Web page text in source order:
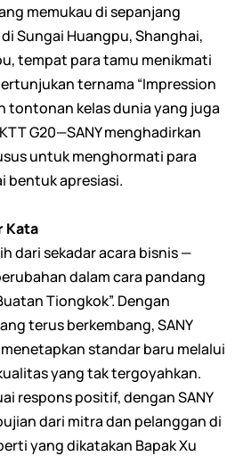
memukau di sepanjang
Sungai Huangpu, Shanghai,
tempat para tamu menikmati
ternama “Impression
tontonan kelas dunia yang juga
G20—SANY menghadirkan
untuk menghormati para
bentuk apresiasi.
Kata
dari sekadar acara bisnis —
dalam cara pandang
Tiongkok”. Dengan
terus berkembang, SANY
standar baru melalui
yang tak tergoyahkan.
respons positif, dengan SANY
dari mitra dan pelanggan di
yang dikatakan Bapak Xu